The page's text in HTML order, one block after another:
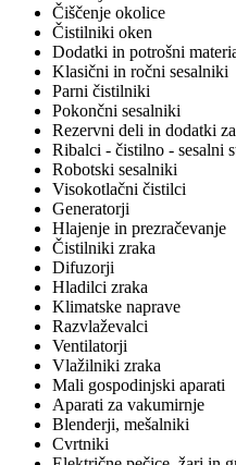
Čiščenje okolice
Čistilniki oken
Dodatki in potrošni
Klasični in ročni sesalniki
Parni čistilniki
Pokončni sesalniki
Rezervni deli in dodatki
Ribalci - čistilno - sesalni
Robotski sesalniki
Visokotlačni čistilci
Generatorji
Hlajenje in prezračevanje
Čistilniki zraka
Difuzorji
Hladilci zraka
Klimatske naprave
Razvlaževalci
Ventilatorji
Vlažilniki zraka
Mali gospodinjski aparati
Aparati za vakumirnje
Blenderji, mešalniki
Cvrtniki